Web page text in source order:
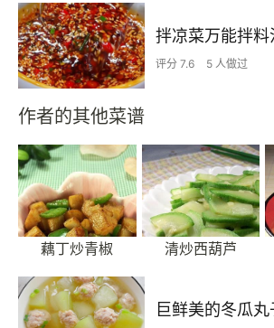
拌凉菜万能拌料
评分 7.6 5 人做过
作者的其他菜谱
藕丁炒青椒 清炒西葫芦
巨鲜美的冬瓜丸